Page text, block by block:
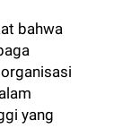
bahwa
yang